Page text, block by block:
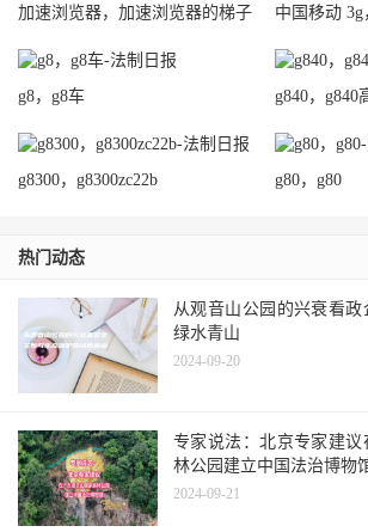
加速浏览器，加速浏览器的梯子 中国移动
g8，g8车 g840，g840
g8300，g8300zc22b g80，g80
热门动态
从观音山公园的兴衰看
绿水青山
2024-09-20
专家说法：北京专家建
林公园建立中国法治博物
2024-09-21